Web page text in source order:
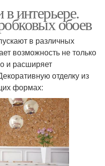
интерьере.
обоев
в различных
возможность не только
и расширяет
отделку из
формах: